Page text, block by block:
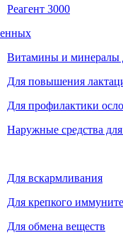
Реагент 3000
Витамины и минералы
Для повышения
Для профилактики
Наружные средства
Для вскармливания
Для крепкого
Для обмена веществ